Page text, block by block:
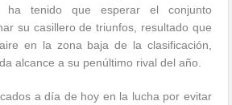
ha tenido que esperar el conjunto
su casillero de triunfos, resultado que
en la zona baja de la clasificación,
alcance a su penúltimo rival del año.
a día de hoy en la lucha por evitar